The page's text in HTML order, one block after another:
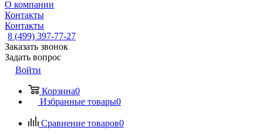
О компании
Контакты
Контакты
8 (499) 397-77-27
Заказать звонок
Задать вопрос
Войти
Корзина0
Избранные товары0
Сравнение товаров0